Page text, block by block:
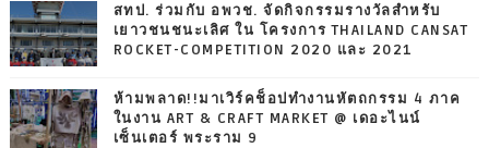
สทป. ร่วมกับ อพวช. จัดกิจกรรมรางวัลสำหรับ
เยาวชนชนะเลิศ ใน โครงการ THAILAND CANSAT
ROCKET-COMPETITION 2020 และ 2021
ห้ามพลาด!!มาเวิร์คช็อปทำงานหัตถกรรม 4 ภาค
ในงาน ART & CRAFT MARKET @ เดอะไนน์
เซ็นเตอร์ พระราม 9